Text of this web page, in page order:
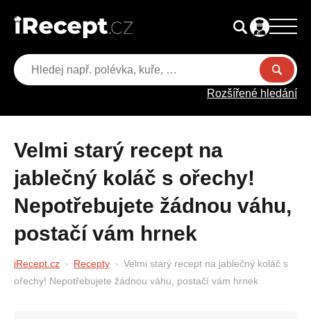
Rozšířené hledání
Velmi starý recept na
jablečný koláč s ořechy!
Nepotřebujete žádnou váhu,
postačí vám hrnek
iRecept.cz Recepty
Velmi starý recept na jablečný koláč s
ořechy! Nepotřebujete žádnou váhu, postačí vám hrnek